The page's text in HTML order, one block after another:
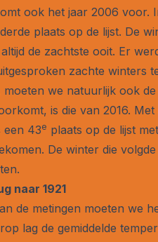
ook het jaar 2006 voor.
plaats op de lijst. De
de zachtste ooit. Er
zachte winters
we natuurlijk ook
is die van 2016.
een 43e plaats op de lijst
De winter die
naar 1921
de metingen moeten we
lag de gemiddelde